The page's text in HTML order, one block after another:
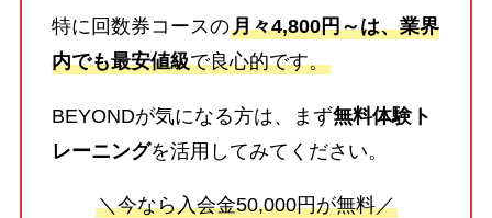
特に回数券コースの月々4,800円～は、業界
内でも最安値級で良心的です。
BEYONDが気になる方は、まず無料体験ト
レーニングを活用してみてください。
＼今なら入会金50,000円が無料／